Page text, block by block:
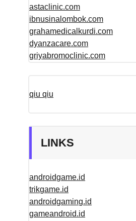
astaclinic.com
ibnusinalombok.com
grahamedicalkurdi.com
dyanzacare.com
griyabromoclinic.com
qiu qiu
LINKS
androidgame.id
trikgame.id
androidgaming.id
gameandroid.id